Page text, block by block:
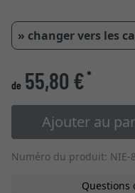
» changer vers les
de 55,80 €*
Ajouter au
Numéro du produit: NIE-
Questions